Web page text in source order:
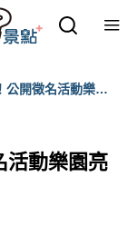
公開徵名活動樂園
活動樂園亮